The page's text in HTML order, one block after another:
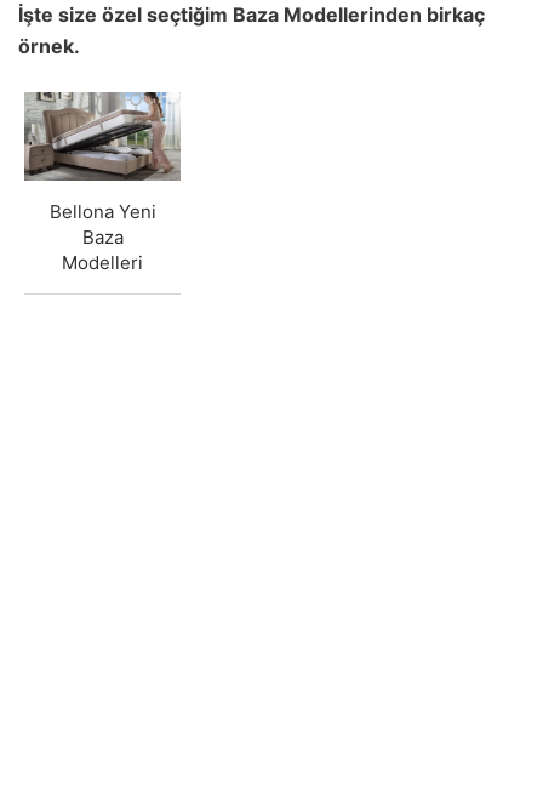
İşte size özel seçtiğim Baza Modellerinden birkaç
örnek.
Bellona Yeni
Baza
Modelleri